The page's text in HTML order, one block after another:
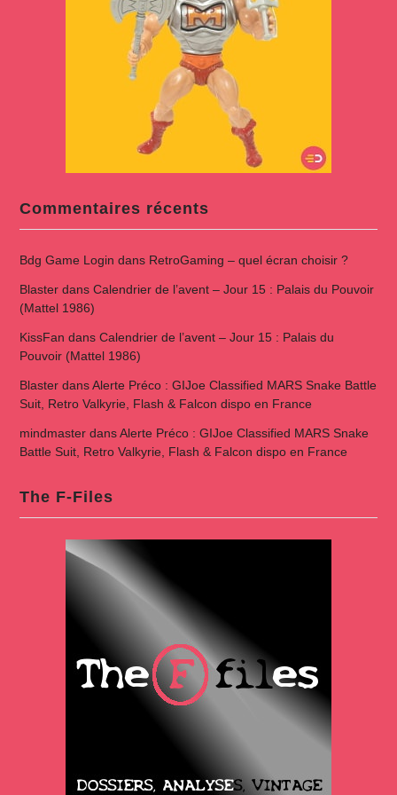
Commentaires récents
Bdg Game Login dans RetroGaming – quel écran choisir ?
Blasterdans Calendrier de l’avent – Jour 15 : Palais du Pouvoir
(Mattel 1986)
KissFan dans Calendrier de l’avent – Jour 15 : Palais du
Pouvoir (Mattel 1986)
BlasterdansAlerte Préco : GIJoe Classified MARS Snake Battle
Suit, Retro Valkyrie, Flash & Falcon dispo en France
mindmasterdansAlerte Préco : GIJoe Classified MARS Snake
Battle Suit, Retro Valkyrie, Flash & Falcon dispo en France
The F-Files